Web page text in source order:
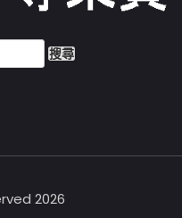
2026